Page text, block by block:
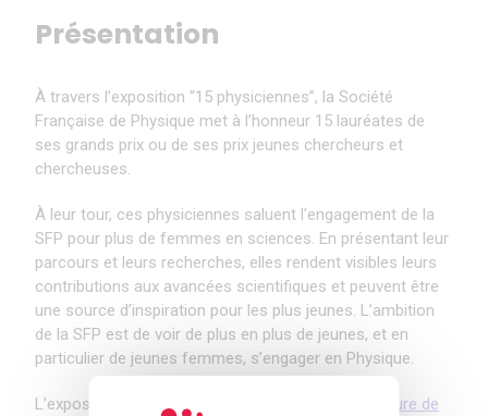
Présentation
À travers l’exposition “15 physiciennes”, la Société
Française de Physique met à l’honneur 15 lauréates de
ses grands prix ou de ses prix jeunes chercheurs et
chercheuses.
À leur tour, ces physiciennes saluent l’engagement de la
SFP pour plus de femmes en sciences. En présentant leur
parcours et leurs recherches, elles rendent visibles leurs
contributions aux avancées scientifiques et peuvent être
une source d’inspiration pour les plus jeunes. L’ambition
de la SFP est de voir de plus en plus de jeunes, et en
particulier de jeunes femmes, s’engager en Physique.
L’exposition fut inaugurée lors du
cocktail d’ouverture de